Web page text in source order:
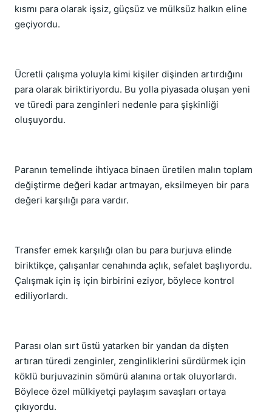
kısmı para olarak işsiz, güçsüz ve mülksüz halkın eline
geçiyordu.
Ücretli çalışma yoluyla kimi kişiler dişinden artırdığını
para olarak biriktiriyordu. Bu yolla piyasada oluşan yeni
ve türedi para zenginleri nedenle para şişkinliği
oluşuyordu.
Paranın temelinde ihtiyaca binaen üretilen malın toplam
değiştirme değeri kadar artmayan, eksilmeyen bir para
değeri karşılığı para vardır.
Transfer emek karşılığı olan bu para burjuva elinde
biriktikçe, çalışanlar cenahında açlık, sefalet başlıyordu.
Çalışmak için iş için birbirini eziyor, böylece kontrol
ediliyorlardı.
Parası olan sırt üstü yatarken bir yandan da dişten
artıran türedi zenginler, zenginliklerini sürdürmek için
köklü burjuvazinin sömürü alanına ortak oluyorlardı.
Böylece özel mülkiyetçi paylaşım savaşları ortaya
çıkıyordu.